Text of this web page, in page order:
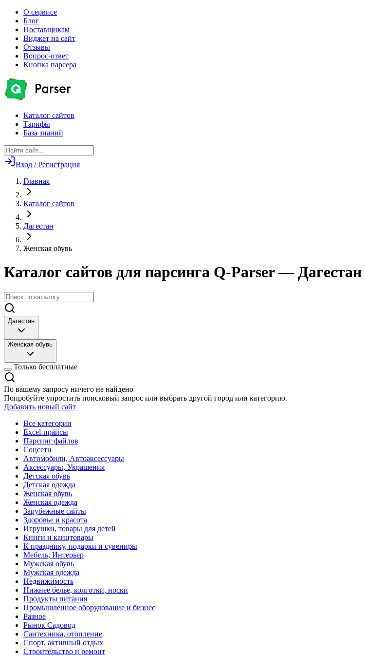
О сервисе
Блог
Поставщикам
Виджет на сайт
Отзывы
Вопрос-ответ
Кнопка парсера
Каталог сайтов
Тарифы
База знаний
Вход / Регистрация
Главная
Каталог сайтов
Дагестан
Женская обувь
Каталог сайтов для парсинга Q-Parser— Дагестан
Дагестан
Женская обувь
Только бесплатные
По вашему запросу ничего не найдено
Попробуйте упростить поисковый запрос или выбрать другой город или категорию.
Добавить новый сайт
Все категории
Excel-прайсы
Парсинг файлов
Соцсети
Автомобили, Автоаксессуары
Аксессуары, Украшения
Детская обувь
Детская одежда
Женская обувь
Женская одежда
Зарубежные сайты
Здоровье и красота
Игрушки, товары для детей
Книги и канцтовары
К празднику, подарки и сувениры
Мебель, Интерьер
Мужская обувь
Мужская одежда
Недвижимость
Нижнее белье, колготки, носки
Продукты питания
Промышленное оборудование и бизнес
Разное
Рынок Садовод
Сантехника, отопление
Спорт, активный отдых
Строительство и ремонт